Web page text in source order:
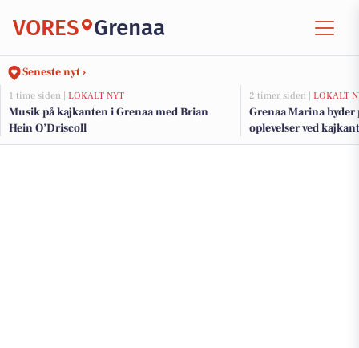
VORES Grenaa
Seneste nyt ›
1 time siden | LOKALT NYT
Musik på kajkanten i Grenaa med Brian
Hein O’Driscoll
2 timer siden | LOKALT
Grenaa Marina
oplevelser ved